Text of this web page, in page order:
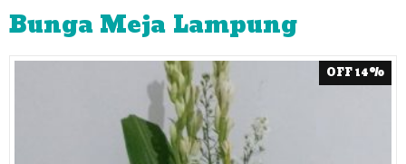
Bunga Meja Lampung
OFF 14%